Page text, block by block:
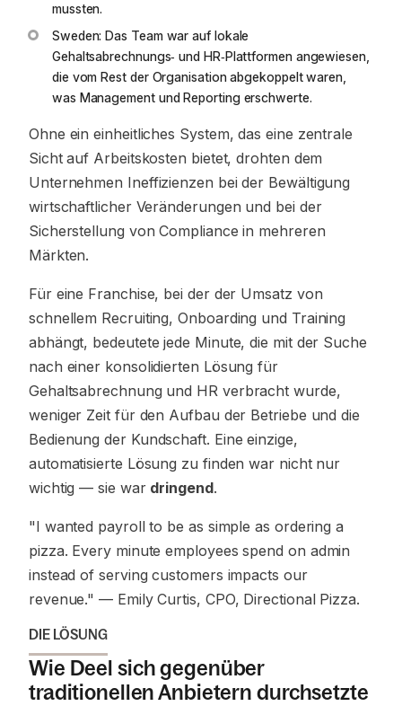
mussten.
Sweden: Das Team war auf lokale
Gehaltsabrechnungs‑ und HR‑Plattformen angewiesen,
die vom Rest der Organisation abgekoppelt waren,
was Management und Reporting erschwerte.
Ohne ein einheitliches System, das eine zentrale
Sicht auf Arbeitskosten bietet, drohten dem
Unternehmen Ineffizienzen bei der Bewältigung
wirtschaftlicher Veränderungen und bei der
Sicherstellung von Compliance in mehreren
Märkten.
Für eine Franchise, bei der der Umsatz von
schnellem Recruiting, Onboarding und Training
abhängt, bedeutete jede Minute, die mit der Suche
nach einer konsolidierten Lösung für
Gehaltsabrechnung und HR verbracht wurde,
weniger Zeit für den Aufbau der Betriebe und die
Bedienung der Kundschaft. Eine einzige,
automatisierte Lösung zu finden war nicht nur
wichtig — sie war dringend.
"I wanted payroll to be as simple as ordering a
pizza. Every minute employees spend on admin
instead of serving customers impacts our
revenue." — Emily Curtis, CPO, Directional Pizza.
DIE LÖSUNG
Wie Deel sich gegenüber
traditionellen Anbietern durchsetzte